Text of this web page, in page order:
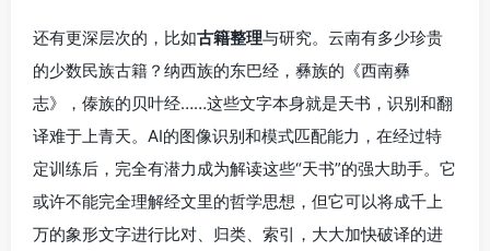
还有更深层次的，比如古籍整理与研究。云南有多少珍贵
的少数民族古籍？纳西族的东巴经，彝族的《西南彝
志》，傣族的贝叶经……这些文字本身就是天书，识别和翻
译难于上青天。AI的图像识别和模式匹配能力，在经过特
定训练后，完全有潜力成为解读这些“天书”的强大助手。它
或许不能完全理解经文里的哲学思想，但它可以将成千上
万的象形文字进行比对、归类、索引，大大加快破译的进